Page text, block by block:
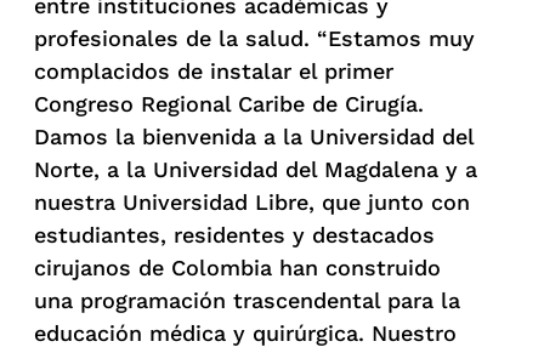
entre instituciones académicas y
profesionales de la salud. “Estamos muy
complacidos de instalar el primer
Congreso Regional Caribe de Cirugía.
Damos la bienvenida a la Universidad del
Norte, a la Universidad del Magdalena y a
nuestra Universidad Libre, que junto con
estudiantes, residentes y destacados
cirujanos de Colombia han construido
una programación trascendental para la
educación médica y quirúrgica. Nuestro